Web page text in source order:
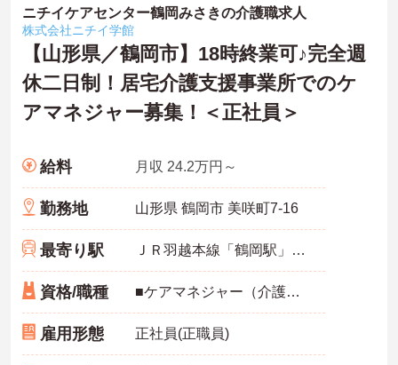
ニチイケアセンター鶴岡みさきの介護職求人
株式会社ニチイ学館
【山形県／鶴岡市】18時終業可♪完全週
休二日制！居宅介護支援事業所でのケ
アマネジャー募集！＜正社員＞
給料 月収 24.2万円～
勤務地 山形県 鶴岡市 美咲町7-16
最寄り駅 ＪＲ羽越本線「鶴岡駅」バス・車8分
資格/職種 ■ケアマネジャー（介護支援専門員）必須 ■普通自動車運転免許（AT限定可）必須 ■経験不問 ■パソコン操作・ケアマネ業務経験あれば尚可
雇用形態 正社員(正職員)